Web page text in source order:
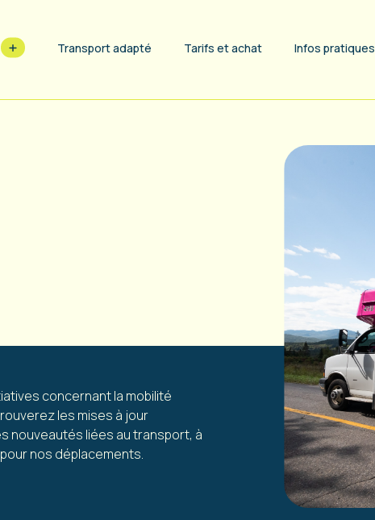
Transport adapté Tarifs et achat Infos pratiques
concernant la mobilité
les mises à jour
nouveautés liées au transport, à
nos déplacements.